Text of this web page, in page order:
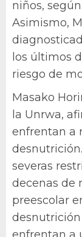
niños,
Asimismo,
los últimos
riesgo de
Masako
la Unrwa,
enfrentan a
severas
decenas de
preescolar